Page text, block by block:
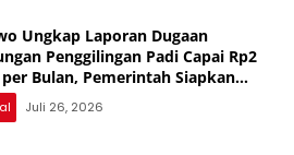
Ungkap Laporan Dugaan
Penggilingan Padi Capai Rp2
Bulan, Pemerintah Siapkan
Juli 26, 2026